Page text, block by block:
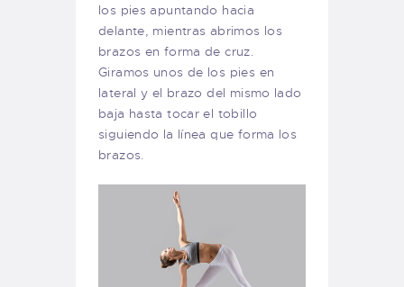
los pies apuntando hacia
delante, mientras abrimos los
brazos en forma de cruz.
Giramos unos de los pies en
lateral y el brazo del mismo lado
baja hasta tocar el tobillo
siguiendo la línea que forma los
brazos.